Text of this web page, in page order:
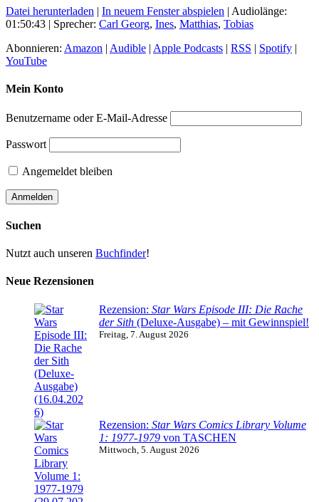
Datei herunterladen | In neuem Fenster abspielen | Audiolänge:
01:50:43 | Sprecher: Carl Georg, Ines, Matthias, Tobias
Abonnieren: Amazon | Audible | Apple Podcasts | RSS | Spotify |
YouTube
Mein Konto
Benutzername oder E-Mail-Adresse
Passwort
Angemeldet bleiben
Suchen
Nutzt auch unseren Buchfinder!
Neue Rezensionen
Rezension: Star Wars Episode III: Die Rache
der Sith (Deluxe-Ausgabe) – mit Gewinnspiel!
Freitag, 7. August 2026
Rezension: Star Wars Comics Library Volume
1: 1977-1979 von TASCHEN
Mittwoch, 5. August 2026